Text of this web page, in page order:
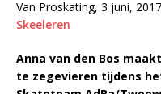
Van Proskating, 3 juni,
Skeeleren
Anna van den Bos
te zegevieren tijdens